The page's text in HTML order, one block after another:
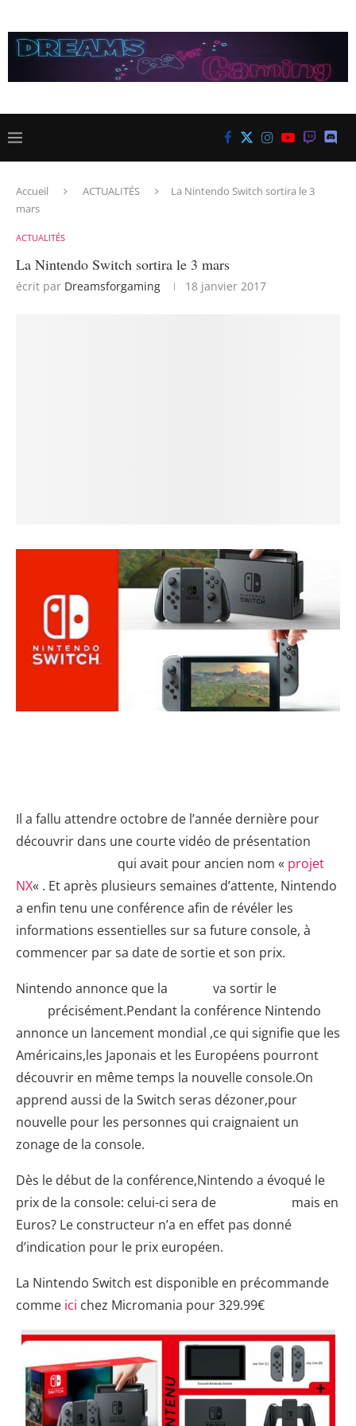
Accueil ACTUALITÉS
La Nintendo Switch sortira le 3
mars
ACTUALITÉS
La Nintendo Switch sortira le 3 mars
écrit par Dreamsforgaming 18 janvier 2017
Il a fallu attendre octobre de l’année dernière pour
découvrir dans une courte vidéo de présentation
qui avait pour ancien nom « projet
NX« . Et après plusieurs semaines d’attente, Nintendo
a enfin tenu une conférence afin de révéler les
informations essentielles sur sa future console, à
commencer par sa date de sortie et son prix.
Nintendo annonce que la va sortir le
précisément.Pendant la conférence Nintendo
annonce un lancement mondial ,ce qui signifie que les
Américains,les Japonais et les Européens pourront
découvrir en même temps la nouvelle console.On
apprend aussi de la Switch seras dézoner,pour
nouvelle pour les personnes qui craignaient un
zonage de la console.
Dès le début de la conférence,Nintendo a évoqué le
prix de la console: celui-ci sera de
mais en
Euros? Le constructeur n’a en effet pas donné
d’indication pour le prix européen.
La Nintendo Switch est disponible en précommande
comme ici chez Micromania pour 329.99€